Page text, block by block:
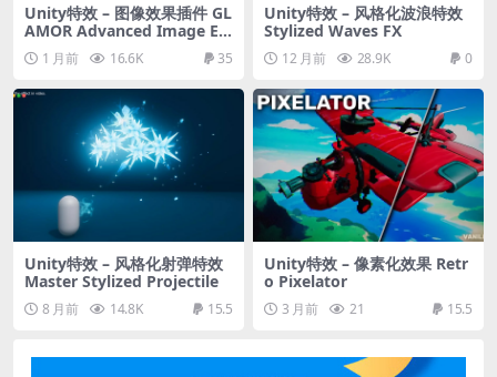
Unity特效 – 图像效果插件 GL
AMOR Advanced Image Eff
ects1 月前 16.6K 35
Unity特效 – 风格化波浪特效
Stylized Waves FX
12 月前 28.9K 0
Unity特效 – 风格化射弹特效
Master Stylized Projectile
8 月前 14.8K 15.5
Unity特效 – 像素化效果 Retr
o Pixelator
3 月前 21 15.5